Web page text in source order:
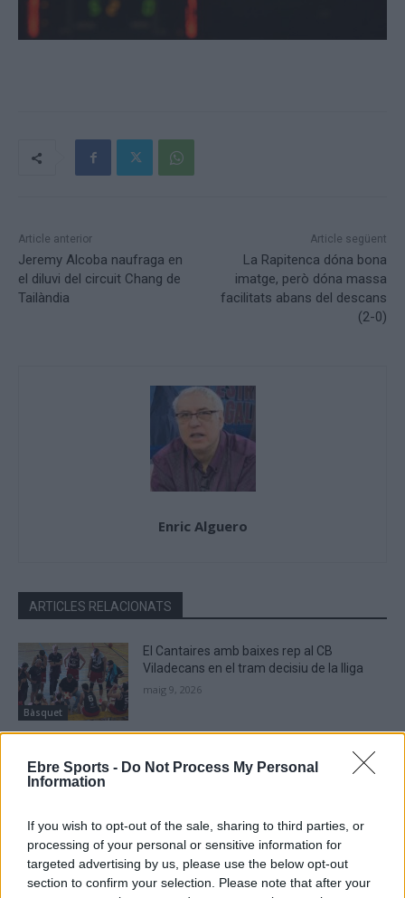
Ebre Sports - Do Not Process My Personal
Information
If you wish to opt-out of the sale, sharing to third parties, or
processing of your personal or sensitive information for
targeted advertising by us, please use the below opt-out
section to confirm your selection. Please note that after your
Article anterior
Jeremy Alcoba naufraga en
el diluvi del circuit Chang de
Tailàndia
Article següent
La Rapitenca dóna bona
imatge, però dóna massa
facilitats abans del descans
(2-0)
Enric Alguero
ARTICLES RELACIONATS
Bàsquet
El Cantaires amb baixes rep al CB
Viladecans en el tram decisiu de la lliga
maig 9, 2026
El Cantaires guanya al Serrallo a un rival
directe i recupera les opcions d’ascens
El Bàsquet Morell acaba amb la ratxa
positiva del Cantaires com a local
abril 19, 2026